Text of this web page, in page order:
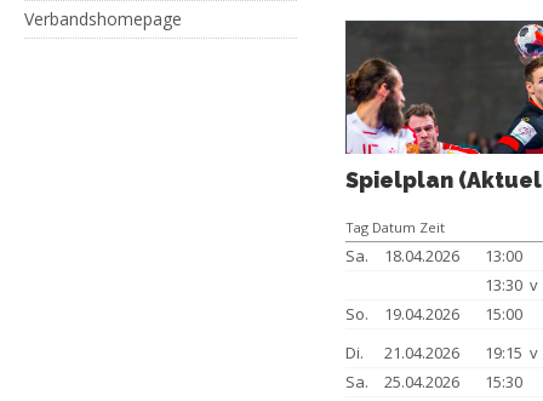
Verbandshomepage
Spielplan
Tag Datum Zeit
Sa. 18.04.2026
13:00
13:30
So.
19.04.2026
15:00
Di.
21.04.2026
19:15
Sa.
25.04.2026
15:30